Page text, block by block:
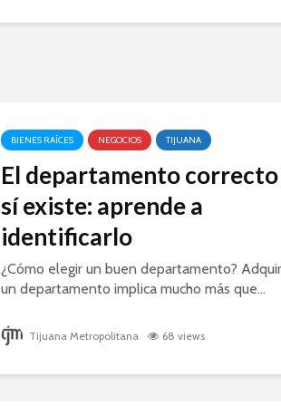
BIENES RAÍCES NEGOCIOS TIJUANA
El departamento correcto
sí existe: aprende a
identificarlo
¿Cómo elegir un buen departamento?
un departamento implica mucho más que...
Tijuana Metropolitana 68 views